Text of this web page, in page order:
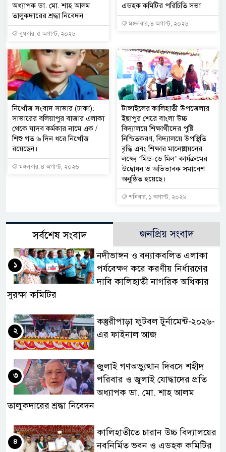
অধ্যাপক ডা. মো. শাহ আলম
তালুকদারের শ্রদ্ধা নিবেদন
বুধবার, ৫ অগাস্ট, ২০২৬
এডহক কমিটির পরিচিতি সভা
মঙ্গলবার, ৪ অগাস্ট, ২০২৬
নিখোঁজ সংবাদ সাভার (ঢাকা):
সাভারের বলিয়াপুর বাজার এলাকা
থেকে যাদব কর্মকার নামে এক /
শিশু গত ৬ দিন ধরে নিখোঁজ
রয়েছেন।
মঙ্গলবার, ৪ অগাস্ট, ২০২৬
টাঙ্গাইলের কালিহাতী উপজেলার
ইছাপুর শেরে বাংলা উচ্চ
বিদ্যালয়ে শিক্ষার্থীদের পুষ্টি
নিশ্চিতকরণ, বিদ্যালয়ে উপস্থিতি
বৃদ্ধি এবং শিক্ষার মানোন্নয়নের
লক্ষ্যে ‘মিড-ডে মিল’ কার্যক্রমের
উদ্বোধন ও অভিভাবক সমাবেশ
অনুষ্ঠিত হয়েছে।
শনিবার, ১ অগাস্ট, ২০২৬
সর্বশেষ সংবাদ জনপ্রিয় সংবাদ
নদীভাঙ্গন ও বন্যাকবলিত এলাকা
পর্যবেক্ষণ করে করণীয় নির্ধারণের
দাবি কালিহাতী নাগরিক অধিকার
সুরক্ষা কমিটির
১
কস্তুরীপাড়া ফুটবল টুর্নামেন্ট-২০২৬-
এর ফাইনাল আজ
২
জুলাই গণঅভ্যুত্থান দিবসে শহীদ
পরিবার ও জুলাই যোদ্ধাদের প্রতি
অধ্যাপক ডা. মো. শাহ আলম
তালুকদারের শ্রদ্ধা নিবেদন
৩
কালিহাতীতে চারান উচ্চ বিদ্যালয়ের
নবনির্মিত ভবন ও এডহক কমিটির
৪